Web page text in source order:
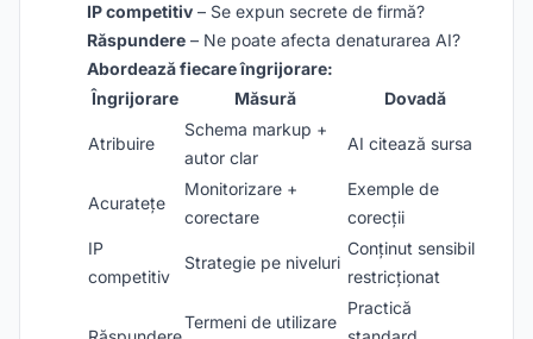
IP competitiv – Se expun secrete de firmă?
Răspundere – Ne poate afecta denaturarea AI?
Abordează fiecare îngrijorare:
Îngrijorare
Măsură Dovadă
Atribuire
Schema markup +
autor clar
AI citează sursa
Acuratețe
Monitorizare +
corectare
Exemple de
corecții
IP
competitiv
Strategie pe niveluri
Conținut sensibil
restricționat
Termeni de utilizare
Practică